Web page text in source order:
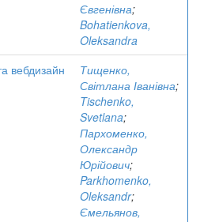
Євгенівна;
Bohatienkova,
Oleksandra
вебдизайн
Тищенко,
Світлана Іванівна;
Tischenko,
Svetlana;
Пархоменко,
Олександр
Юрійович;
Parkhomenko,
Oleksandr;
Ємельянов,